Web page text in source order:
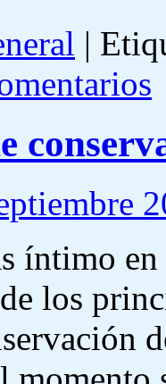
|
íntimo
los